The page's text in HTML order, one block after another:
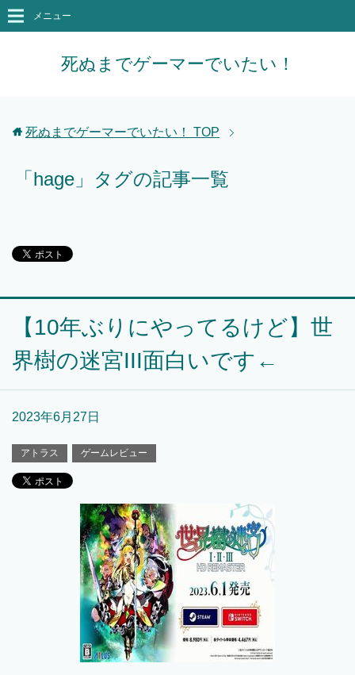
死ぬまでゲーマーでいたい！
メニュー
死ぬまでゲーマーでいたい！ TOP
「hage」タグの記事一覧
【10年ぶりにやってるけど】世
界樹の迷宮III面白いです←
2023年6月27日
アトラス ゲームレビュー